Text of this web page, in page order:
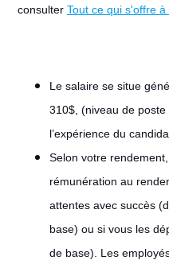
consulter Tout ce qui s'offre à
Le salaire se situe
310$, (niveau de
l’expérience du
Selon votre
rémunération au
attentes avec succès
base) ou si vous les
de base). Les